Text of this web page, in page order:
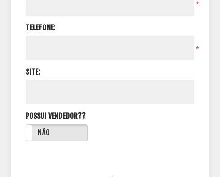
*
TELEFONE:
*
SITE:
POSSUI VENDEDOR??
NÃO